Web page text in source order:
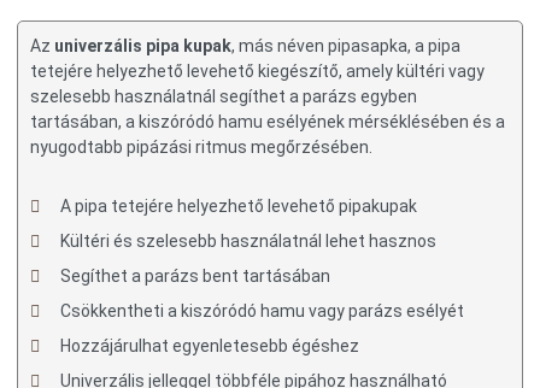
Az univerzális pipa kupak, más néven pipasapka, a pipa
tetejére helyezhető levehető kiegészítő, amely kültéri vagy
szelesebb használatnál segíthet a parázs egyben
tartásában, a kiszóródó hamu esélyének mérséklésében és a
nyugodtabb pipázási ritmus megőrzésében.
A pipa tetejére helyezhető levehető pipakupak
Kültéri és szelesebb használatnál lehet hasznos
Segíthet a parázs bent tartásában
Csökkentheti a kiszóródó hamu vagy parázs esélyét
Hozzájárulhat egyenletesebb égéshez
Univerzális jelleggel többféle pipához használható